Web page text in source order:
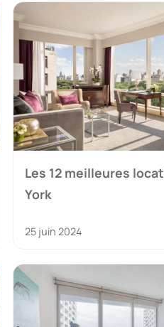
Les 12 meilleures
York
25 juin 2024